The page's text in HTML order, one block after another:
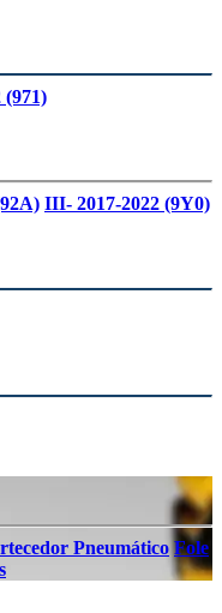
(971)
III- 2017-2022 (9Y0)
Pneumático Fole